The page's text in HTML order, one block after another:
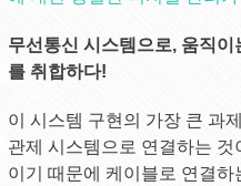
무선통신 시스템으로, 움직
를 취합하다!
이 시스템 구현의 가장 큰 과
관제 시스템으로 연결하는
이기 때문에 케이블로 연결하